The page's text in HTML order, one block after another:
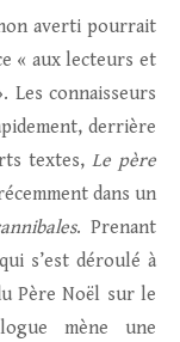
averti pourrait
« aux lecteurs et
Les connaisseurs
derrière
textes, Le père
dans un
. Prenant
s’est déroulé à
Père Noël sur le
mène une